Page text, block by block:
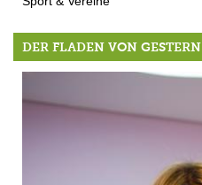
DER FLADEN VON GESTERN